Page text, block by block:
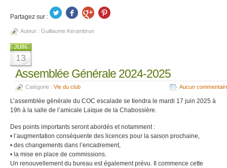
Partagez sur :
Auteur : Guillaume Kerambrun
JUIN
13
Assemblée Générale 2024-2025
Catégorie : Vie du club Aucun
L’assemblée générale du COC escalade se tiendra le mardi 17 juin 2025 à
19h à la salle de l’amicale Laïque de la Chabossière.
Des points importants seront abordés et notamment :
• l’augmentation conséquente des licences pour la saison prochaine,
• des changements dans l’encadrement,
• la mise en place de commissions.
Un renouvellement du bureau est également prévu. Il commence cette